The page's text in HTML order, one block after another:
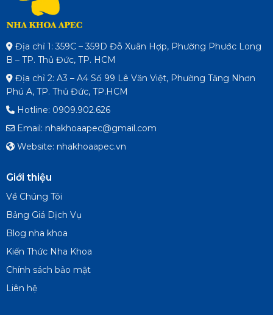
Địa chỉ 1: 359C – 359D Đỗ Xuân Hợp, Phường Phước Long
B – TP. Thủ Đức, TP. HCM
Địa chỉ 2: A3 – A4 Số 99 Lê Văn Việt, Phường Tăng Nhơn
Phú A, TP. Thủ Đức, TP.HCM
Hotline: 0909.902.626
Email: nhakhoaapec@gmail.com
Website: nhakhoaapec.vn
Giới thiệu
Về Chúng Tôi
Bảng Giá Dịch Vụ
Blog nha khoa
Kiến Thức Nha Khoa
Chính sách bảo mật
Liên hệ